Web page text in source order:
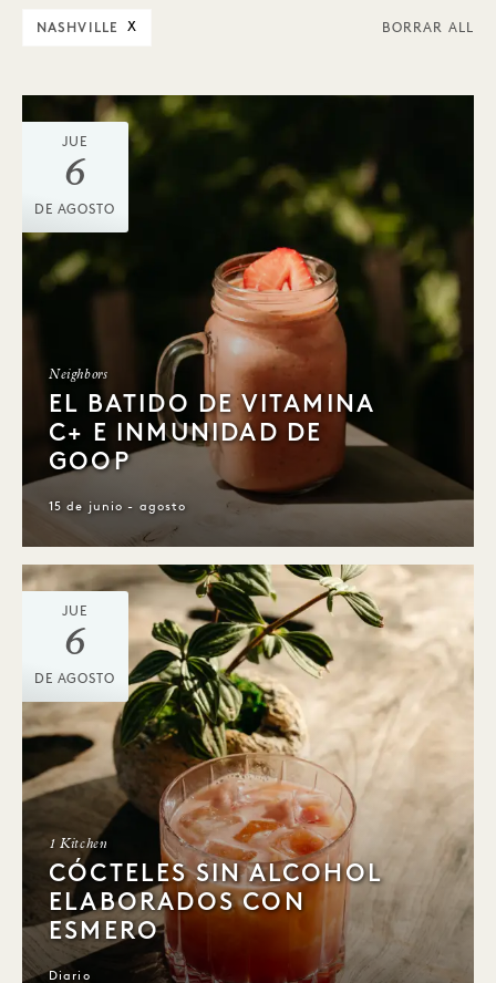
NASHVILLE X BORRAR ALL
JUE
6
DE AGOSTO
Neighbors
EL BATIDO DE VITAMINA
C+ E INMUNIDAD DE
GOOP
15 de junio - agosto
JUE
6
DE AGOSTO
1 Kitchen
CÓCTELES SIN ALCOHOL
ELABORADOS CON
ESMERO
Diario